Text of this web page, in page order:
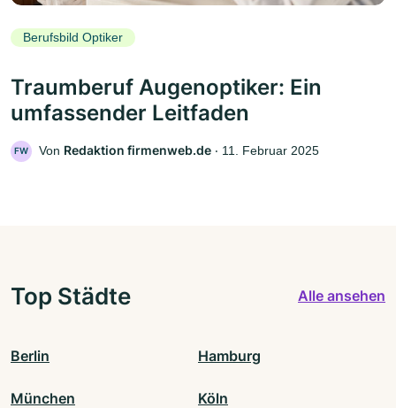
Berufsbild Optiker
Traumberuf Augenoptiker: Ein
umfassender Leitfaden
FW Von Redaktion firmenweb.de ‧ 11. Februar 2025
Top Städte Alle ansehen
Berlin Hamburg
München Köln